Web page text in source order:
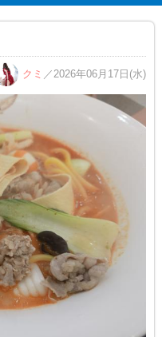
クミ ／2026年06月17日(水)